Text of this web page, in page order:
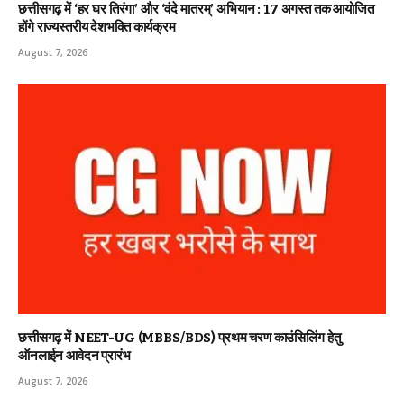
छत्तीसगढ़ में ‘हर घर तिरंगा’ और ‘वंदे मातरम्’ अभियान : 17 अगस्त तक आयोजित
होंगे राज्यस्तरीय देशभक्ति कार्यक्रम
August 7, 2026
छत्तीसगढ़ में NEET-UG (MBBS/BDS) प्रथम चरण काउंसिलिंग हेतु
ऑनलाईन आवेदन प्रारंभ
August 7, 2026